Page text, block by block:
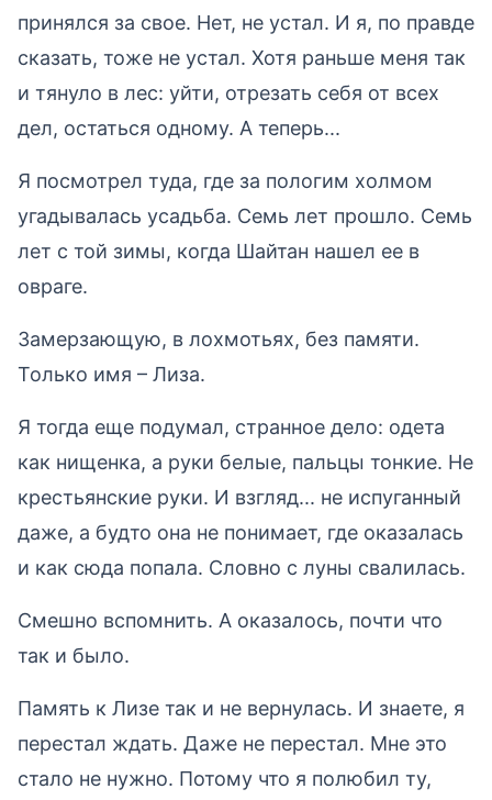
принялся за свое. Нет, не устал. И я, по правде
сказать, тоже не устал. Хотя раньше меня так
и тянуло в лес: уйти, отрезать себя от всех
дел, остаться одному. А теперь...
Я посмотрел туда, где за пологим холмом
угадывалась усадьба. Семь лет прошло. Семь
лет с той зимы, когда Шайтан нашел ее в
овраге.
Замерзающую, в лохмотьях, без памяти.
Только имя – Лиза.
Я тогда еще подумал, странное дело: одета
как нищенка, а руки белые, пальцы тонкие. Не
крестьянские руки. И взгляд... не испуганный
даже, а будто она не понимает, где оказалась
и как сюда попала. Словно с луны свалилась.
Смешно вспомнить. А оказалось, почти что
так и было.
Память к Лизе так и не вернулась. И знаете, я
перестал ждать. Даже не перестал. Мне это
стало не нужно. Потому что я полюбил ту,